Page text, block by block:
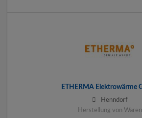
ETHERMA Elektrowärme
Henndorf
Herstellung von Waren